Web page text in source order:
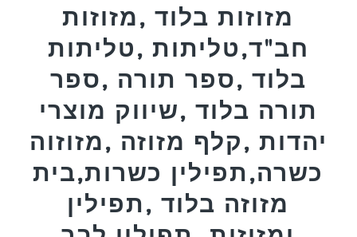
מזוזות בלוד ,מזוזות
חב"ד,טליתות ,טליתות
בלוד ,ספר תורה ,ספר
תורה בלוד ,שיווק מוצרי
יהדות ,קלף מזוזה ,מזוזוה
כשרה,תפילין כשרות,בית
מזוזה בלוד ,תפילין